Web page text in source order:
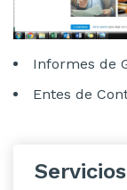
Informes de
Entes de